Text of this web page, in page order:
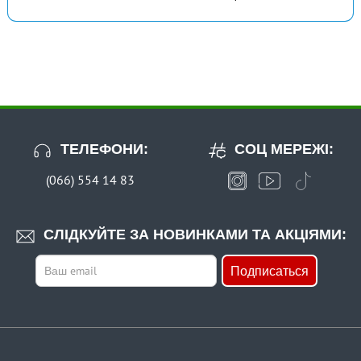
ТЕЛЕФОНИ:
(066) 554 14 83
СЛІДКУЙТЕ ЗА НОВИНКАМИ ТА АКЦІЯМИ:
Подписаться
СОЦ МЕРЕЖІ: